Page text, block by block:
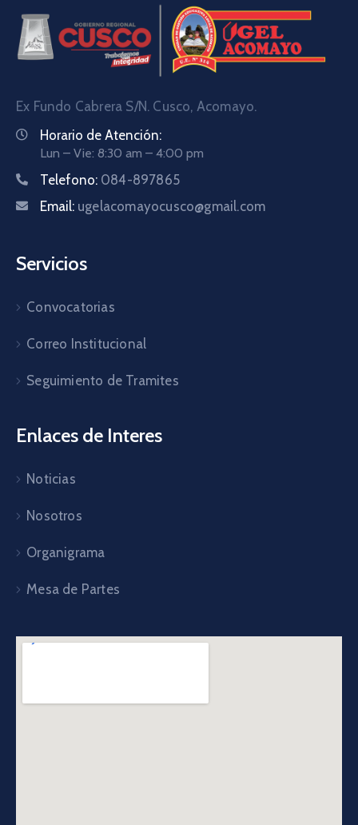
Ex Fundo Cabrera S/N. Cusco, Acomayo.
Horario de Atención:
Lun – Vie: 8:30 am – 4:00 pm
Telefono: 084-897865
Email: ugelacomayocusco@gmail.com
Servicios
Convocatorias
Correo Institucional
Seguimiento de Tramites
Enlaces de Interes
Noticias
Nosotros
Organigrama
Mesa de Partes